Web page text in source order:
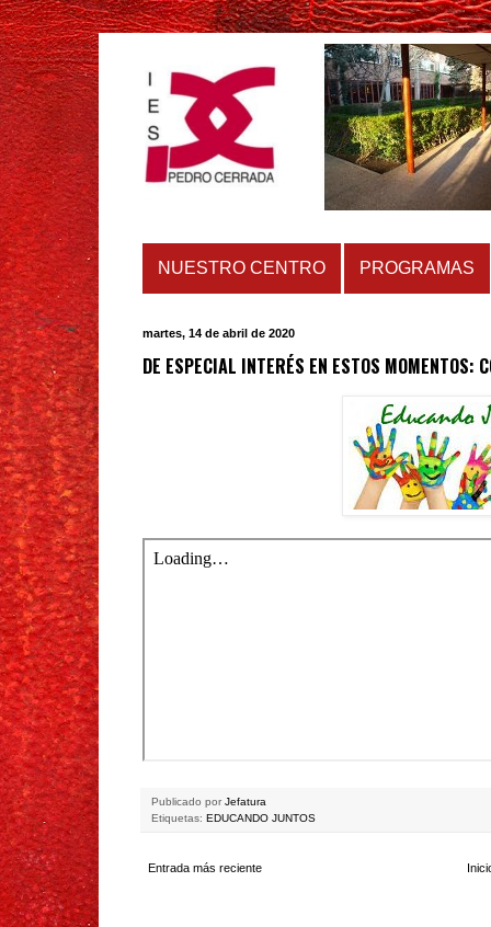
NUESTRO CENTRO PROGRAMAS
martes, 14 de abril de 2020
DE ESPECIAL INTERÉS EN ESTOS MOMENTOS:
Publicado por Jefatura
Etiquetas: EDUCANDO JUNTOS
Entrada más reciente